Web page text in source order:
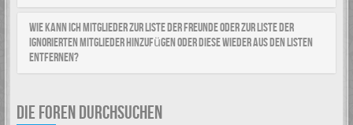
Wie kann ich Mitglieder zur Liste der Freunde oder zur Liste der
ignorierten Mitglieder hinzufügen oder diese wieder aus den Listen
entfernen?
DIE FOREN DURCHSUCHEN